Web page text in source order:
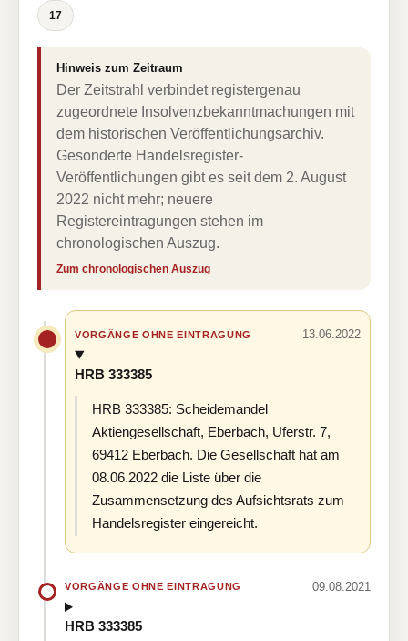
17
Hinweis zum Zeitraum
Der Zeitstrahl verbindet registergenau
zugeordnete Insolvenzbekanntmachungen mit
dem historischen Veröffentlichungsarchiv.
Gesonderte Handelsregister-
Veröffentlichungen gibt es seit dem 2. August
2022 nicht mehr; neuere
Registereintragungen stehen im
chronologischen Auszug.
Zum chronologischen Auszug
VORGÄNGE OHNE EINTRAGUNG 13.06.2022
HRB 333385
HRB 333385: Scheidemandel
Aktiengesellschaft, Eberbach, Uferstr. 7,
69412 Eberbach. Die Gesellschaft hat am
08.06.2022 die Liste über die
Zusammensetzung des Aufsichtsrats zum
Handelsregister eingereicht.
VORGÄNGE OHNE EINTRAGUNG 09.08.2021
HRB 333385